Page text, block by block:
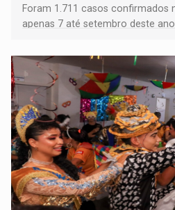
Foram 1.711 casos confirmados
apenas 7 até setembro deste